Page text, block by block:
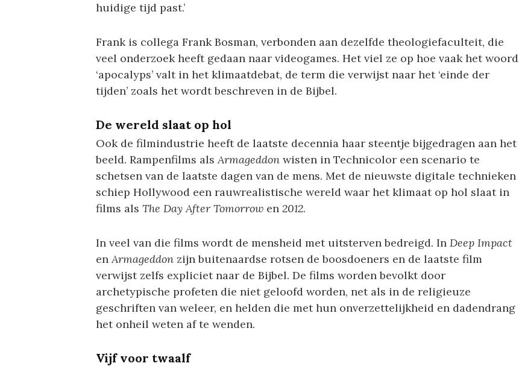
huidige tijd past.’
Frank is collega Frank Bosman, verbonden aan dezelfde theologiefaculteit, die
veel onderzoek heeft gedaan naar videogames. Het viel ze op hoe vaak het woord
‘apocalyps’ valt in het klimaatdebat, de term die verwijst naar het ‘einde der
tijden’ zoals het wordt beschreven in de Bijbel.
De wereld slaat op hol
Ook de filmindustrie heeft de laatste decennia haar steentje bijgedragen aan het
beeld. Rampenfilms alsArmageddon wisten in Technicolor een scenario te
schetsen van de laatste dagen van de mens. Met de nieuwste digitale technieken
schiep Hollywood een rauwrealistische wereld waar het klimaat op hol slaat in
films als The Day After Tomorrowen 2012.
In veel van die films wordt de mensheid met uitsterven bedreigd. In Deep Impact
enArmageddon zijn buitenaardse rotsen de boosdoeners en de laatste film
verwijst zelfs expliciet naar de Bijbel. De films worden bevolkt door
archetypische profeten die niet geloofd worden, net als in de religieuze
geschriften van weleer, en helden die met hun onverzettelijkheid en dadendrang
het onheil weten af te wenden.
Vijf voor twaalf